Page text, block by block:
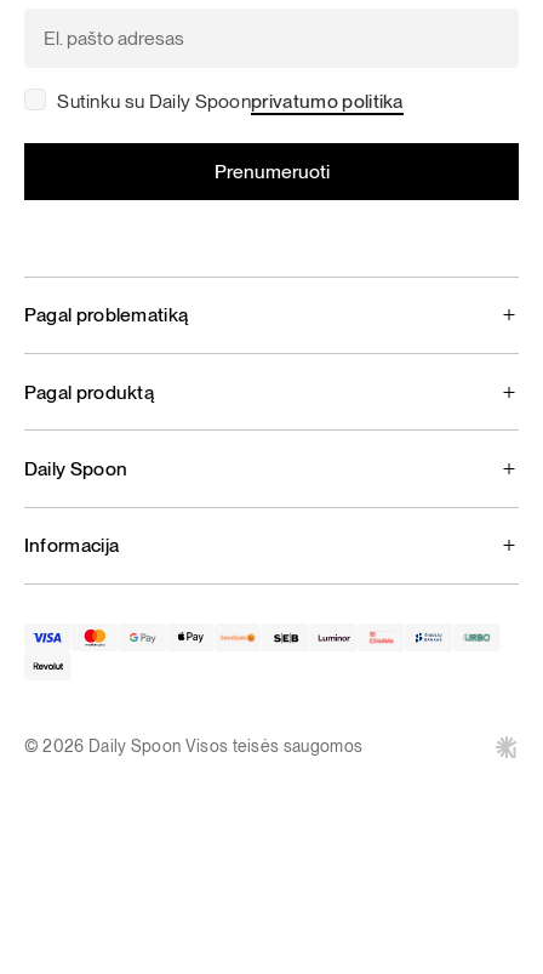
Sutinku su Daily Spoonprivatumo politika
Pagal problematiką
Pagal produktą
Daily Spoon
Informacija
© 2026 Daily Spoon Visos teisės saugomos